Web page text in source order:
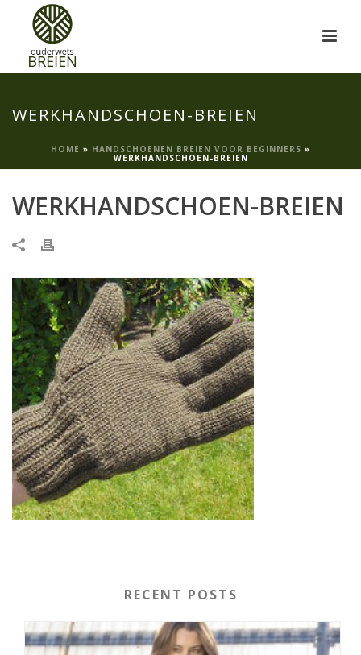
WERKHANDSCHOEN-BREIEN
HOME » HANDSCHOENEN BREIEN VOOR BEGINNERS »
WERKHANDSCHOEN-BREIEN
WERKHANDSCHOEN-BREIEN
RECENT POSTS